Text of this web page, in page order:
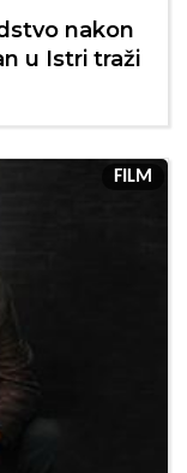
nakon
u Istri traži
FILM